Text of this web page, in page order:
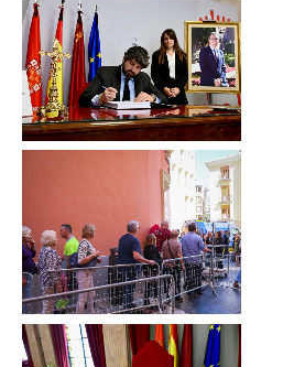
Comunidad, Fernando
López Miras, firmando
en le libro de
condolencias.
Fotografía:
Ayuntamiento Murcia.
Sin leyenda